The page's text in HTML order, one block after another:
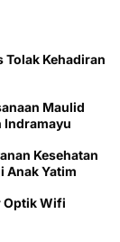
Tolak Kehadiran
Maulid
Indramayu
Kesehatan
Anak Yatim
Optik Wifi